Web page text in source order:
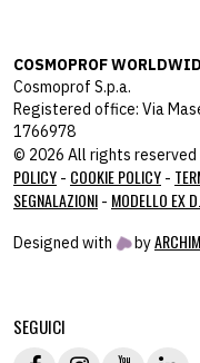
COSMOPROF
Cosmoprof S.p.a.
Registered office: Via
1766978
© 2026 All rights
POLICY - COOKIE POLICY -
SEGNALAZIONI - MODELLO EX
Designed with by
SEGUICI